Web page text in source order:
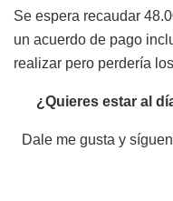
Se espera recaudar
un acuerdo de pago
realizar pero perdería
¿Quieres estar al
Dale me gusta y